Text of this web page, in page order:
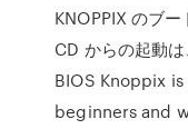
KNOPPIX のブ
CD からの起動
BIOS Knoppix
beginners and